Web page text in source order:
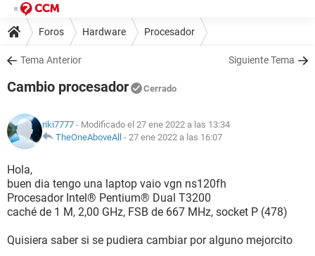
Foros Hardware Procesador
Tema Anterior Siguiente Tema
Cambio procesador Cerrado
riki7777 - Modificado el 27 ene 2022 a las 13:34
TheOneAboveAll - 27 ene 2022 a las 16:07
Hola,
buen dia tengo una laptop vaio vgn ns120fh
Procesador Intel® Pentium® Dual T3200
caché de 1 M, 2,00 GHz, FSB de 667 MHz, socket P (478)
Quisiera saber si se pudiera cambiar por alguno mejorcito